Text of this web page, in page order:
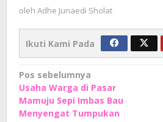
oleh Adhe Junaedi Sholat
Ikuti Kami Pada
Navigasi
pos
Pos sebelumnya
Usaha Warga di Pasar
Mamuju Sepi Imbas Bau
Menyengat Tumpukan